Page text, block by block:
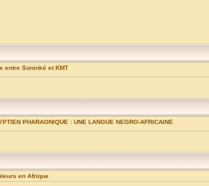
entre Soninké et KMT
PHARAONIQUE : UNE LANGUE NEGRO-AFRICAINE
en Afrique